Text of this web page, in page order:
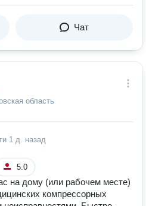
Чат
область
1 д. назад
5.0
на дому (или рабочем месте)
компрессорных